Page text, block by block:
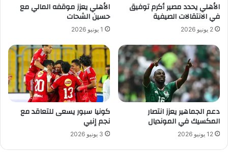
الأهلي يحدد مصير أكرم توفيق
في الانتقالات الصيفية
2 يونيو 2026
الأهلي يعزز موقفه المالي مع
حسين الشحات
1 يونيو 2026
دعم الجماهير يعزز انتصار
المكسيك في المونديال
12 يونيو 2026
كونيا سبور يسعى للتعاقد مع
نجم إنبي
3 يونيو 2026